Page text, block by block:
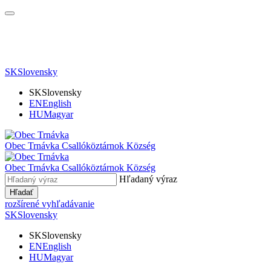
SKSlovensky
SKSlovensky
ENEnglish
HUMagyar
Obec Trnávka Csallóköztárnok Község
Obec Trnávka Csallóköztárnok Község
Hľadaný výraz
Hľadať
rozšírené vyhľadávanie
SKSlovensky
SKSlovensky
ENEnglish
HUMagyar